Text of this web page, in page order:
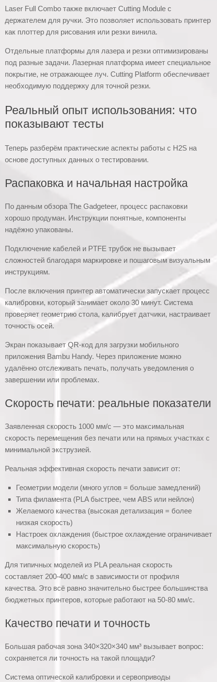
Laser Full Combo также включает Cutting Module с
держателем для ручки. Это позволяет использовать принтер
как плоттер для рисования или резки винила.
Отдельные платформы для лазера и резки оптимизированы
под разные задачи. Лазерная платформа имеет специальное
покрытие, не отражающее луч. Cutting Platform обеспечивает
необходимую поддержку для точной резки.
Реальный опыт использования: что
показывают тесты
Теперь разберём практические аспекты работы с H2S на
основе доступных данных о тестировании.
Распаковка и начальная настройка
По данным обзора The Gadgeteer, процесс распаковки
хорошо продуман. Инструкции понятные, компоненты
надёжно упакованы.
Подключение кабелей и PTFE трубок не вызывает
сложностей благодаря маркировке и пошаговым визуальным
инструкциям.
После включения принтер автоматически запускает процесс
калибровки, который занимает около 30 минут. Система
проверяет геометрию стола, калибрует датчики, настраивает
точность осей.
Экран показывает QR-код для загрузки мобильного
приложения Bambu Handy. Через приложение можно
удалённо отслеживать печать, получать уведомления о
завершении или проблемах.
Скорость печати: реальные показатели
Заявленная скорость 1000 мм/с — это максимальная
скорость перемещения без печати или на прямых участках с
минимальной экструзией.
Реальная эффективная скорость печати зависит от:
Геометрии модели (много углов = больше замедлений)
Типа филамента (PLA быстрее, чем ABS или нейлон)
Желаемого качества (высокая детализация = более
низкая скорость)
Настроек охлаждения (быстрое охлаждение ограничивает
максимальную скорость)
Для типичных моделей из PLA реальная скорость
составляет 200-400 мм/с в зависимости от профиля
качества. Это всё равно значительно быстрее большинства
бюджетных принтеров, которые работают на 50-80 мм/с.
Качество печати и точность
Большая рабочая зона 340×320×340 мм³ вызывает вопрос:
сохраняется ли точность на такой площади?
Система оптической калибровки и сервоприводы